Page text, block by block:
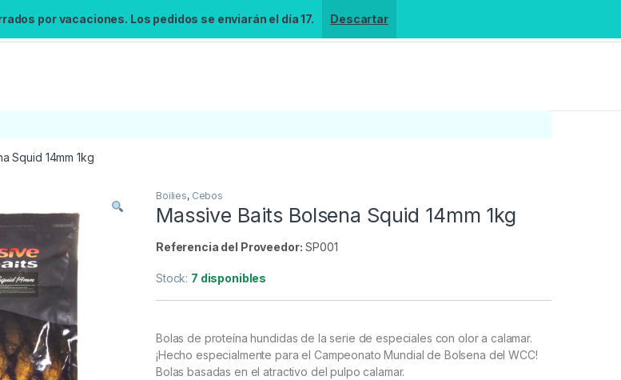
por vacaciones. Los pedidos se enviarán el día 17. Descartar
Búsqueda no disponible
pudo cargar el widget de búsqueda.
Inténtalo de nuevo.
Reintentar
Squid 14mm 1kg
Boilies, Cebos
Massive Baits Bolsena Squid 14mm 1kg
Referencia del Proveedor: SP001
Stock: 7 disponibles
Bolas de proteína hundidas de la serie de especiales con olor a calamar.
¡Hecho especialmente para el Campeonato Mundial de Bolsena del WCC!
Bolas basadas en el atractivo del pulpo calamar.